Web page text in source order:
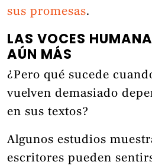
sus promesas.
LAS VOCES
AÚN MÁS
¿Pero qué sucede
vuelven demasiado
en sus textos?
Algunos estudios
escritores pueden